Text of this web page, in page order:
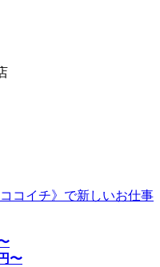
コイチ》で新しいお仕事
円〜